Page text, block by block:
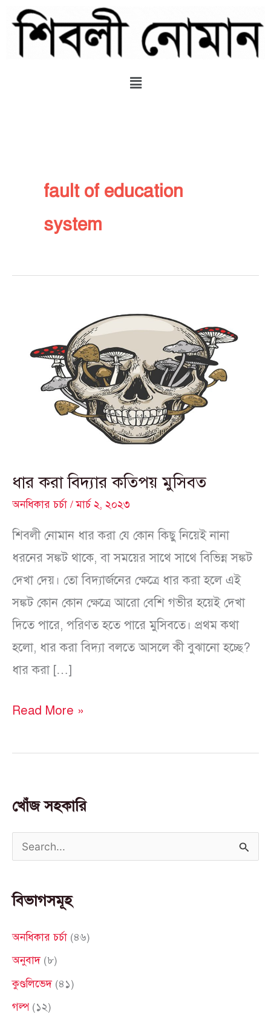
Skip
Menu
fault of education
system
ধার করা বিদ্যার কতিপয় মুসিবত
অনধিকার চর্চা /মার্চ ২, ২০২৩
শিবলী নোমান ধার করা যে কোন কিছু নিয়েই নানা
ধরনের সঙ্কট থাকে, বা সময়ের সাথে সাথে বিভিন্ন সঙ্কট
দেখা দেয়। তো বিদ্যার্জনের ক্ষেত্রে ধার করা হলে এই
সঙ্কট কোন কোন ক্ষেত্রে আরো বেশি গভীর হয়েই দেখা
দিতে পারে, পরিণত হতে পারে মুসিবতে। প্রথম কথা
হলো, ধার করা বিদ্যা বলতে আসলে কী বুঝানো হচ্ছে?
ধার করা […]
বিদ্যার
Read More »
খোঁজ সহকারি
a
c
o
বিভাগসমূহ
অনধিকার চর্চা (৪৬)
অনুবাদ(৮)
কুণ্ডলিভেদ(৪১)
গল্প(১২)